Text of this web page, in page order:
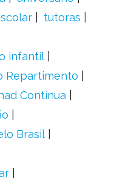
tutoras
infantil
Repartimento
Contínua
Brasil